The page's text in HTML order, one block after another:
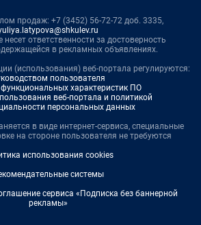
продаж: +7 (3452) 56-72-72 доб. 3335,
несет ответственности за достоверность
в рекламных объявлениях.
(использования) веб-портала регулируются:
пользователя
характеристик ПО
веб-портала и политикой
персональных данных
в виде интернет-сервиса, специальные
на стороне пользователя не требуются
использования cookies
системы
сервиса «Подписка без баннерной
рекламы»